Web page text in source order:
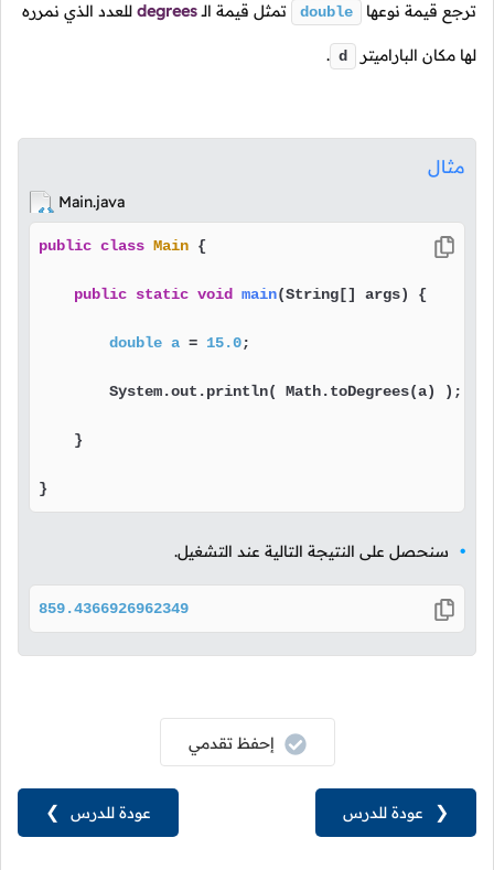
ترجع قيمة نوعها double تمثل قيمة الـdegrees للعدد الذي نمرره
لها مكان الباراميتر d
.
مثال
Main.java
public class Main {
public static void main(String[] args) {
double a = 15.0;
        System.out.println( Math.toDegrees(a) );
    }
}
سنحصل على النتيجة التالية عند التشغيل.
859.4366926962349
عودة للدرس ❯
إحفظ تقدمي
❮ عودة للدرس